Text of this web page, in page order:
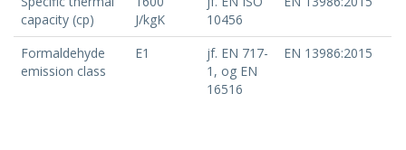
capacity (cp)
J/kgK
10456
Formaldehyde
emission class
E1
jf. EN 717-
1, og EN
16516
EN 13986:2015